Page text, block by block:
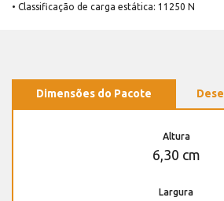
• Classificação de carga estática: 11250 N
Dimensões do Pacote
Altura
6,30 cm
Largura